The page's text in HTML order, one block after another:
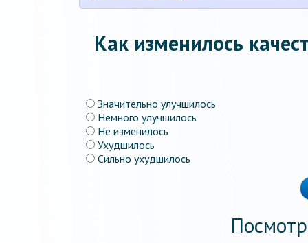
Как изменилось
Значительно улучшилось
Немного улучшилось
Не изменилось
Ухудшилось
Сильно ухудшилось